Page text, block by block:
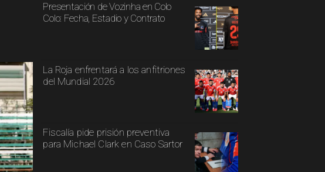
Presentación de Vozinha en Colo
Colo: Fecha, Estadio y Contrato
La Roja enfrentará a los anfitriones
del Mundial 2026
Fiscalía pide prisión preventiva
para Michael Clark en Caso Sartor